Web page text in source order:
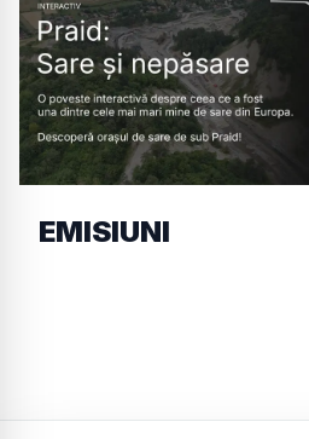
EMISIUNI